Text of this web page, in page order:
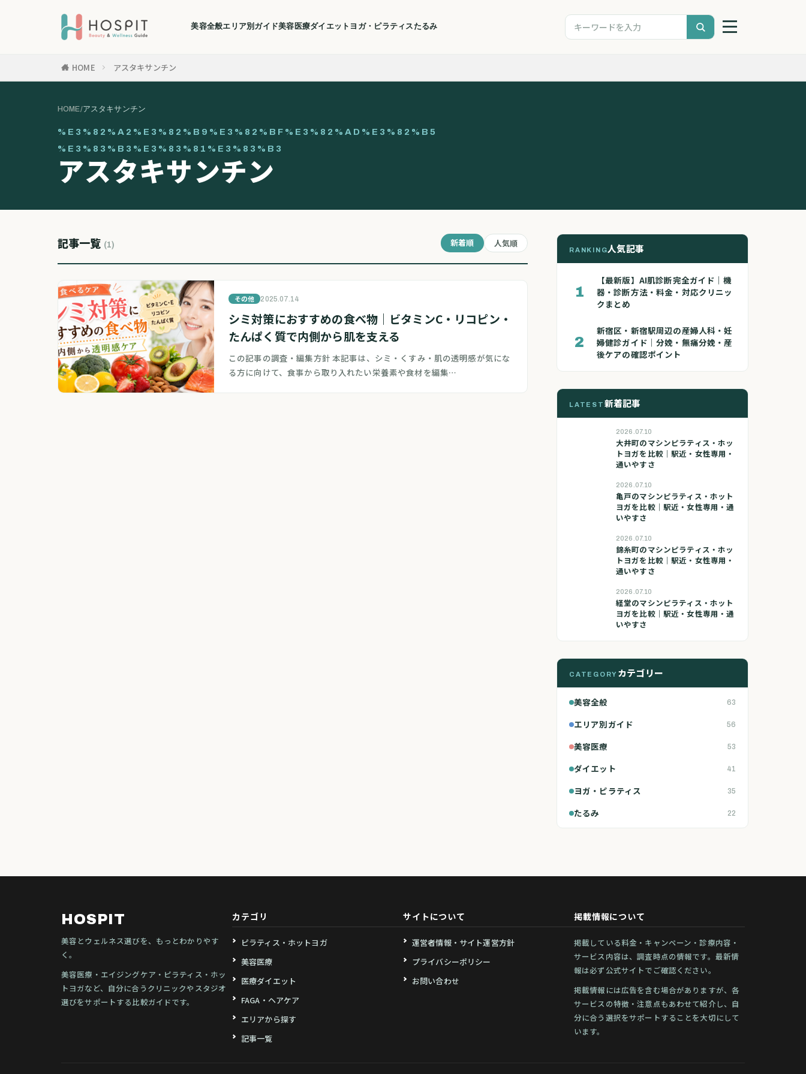
美容全般エリア別ガイド美容医療ダイエット ヨガ・ピラティスたるみ
HOME アスタキサンチン
HOME/アスタキサンチン
%E3%82%A2%E3%82%B9%E3%82%BF%E3%82%AD%E3%82%B5
%E3%83%B3%E3%83%81%E3%83%B3
アスタキサンチン
記事一覧 (1) 新着順 人気順
その他 2025.07.14
シミ対策におすすめの食べ物｜ビタミンC・リコピン・
たんぱく質で内側から肌を支える
この記事の調査・編集方針 本記事は、シミ・くすみ・肌の透明感が気にな
る方に向けて、食事から取り入れたい栄養素や食材を編集…
RANKING人気記事
1
【最新版】AI肌診断完全ガイド｜機
器・診断方法・料金・対応クリニッ
クまとめ
2
新宿区・新宿駅周辺の産婦人科・妊
婦健診ガイド｜分娩・無痛分娩・産
後ケアの確認ポイント
LATEST 新着記事
2026.07.10
大井町のマシンピラティス・ホッ
トヨガを比較｜駅近・女性専用・
通いやすさ
2026.07.10
亀戸のマシンピラティス・ホット
ヨガを比較｜駅近・女性専用・通
いやすさ
2026.07.10
錦糸町のマシンピラティス・ホッ
トヨガを比較｜駅近・女性専用・
通いやすさ
2026.07.10
経堂のマシンピラティス・ホット
ヨガを比較｜駅近・女性専用・通
いやすさ
CATEGORY カテゴリー
美容全般 63
エリア別ガイド 56
美容医療 53
ダイエット 41
ヨガ・ピラティス 35
たるみ 22
HOSPIT
美容とウェルネス選びを、もっとわかりやす
く。
美容医療・エイジングケア・ピラティス・ホッ
トヨガなど、自分に合うクリニックやスタジオ
選びをサポートする比較ガイドです。
カテゴリ
ピラティス・ホットヨガ
美容医療
医療ダイエット
FAGA・ヘアケア
エリアから探す
記事一覧
サイトについて
運営者情報・サイト運営方針
プライバシーポリシー
お問い合わせ
掲載情報について
掲載している料金・キャンペーン・診療内容・
サービス内容は、調査時点の情報です。最新情
報は必ず公式サイトでご確認ください。
掲載情報には広告を含む場合がありますが、各
サービスの特徴・注意点もあわせて紹介し、自
分に合う選択をサポートすることを大切にして
います。